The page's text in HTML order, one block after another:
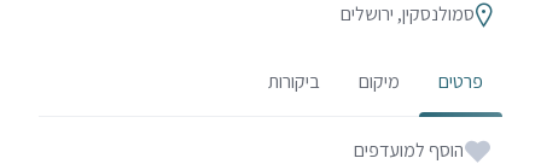
סמולנסקין, ירושלים
פרטים מיקום ביקורות
הוסף למועדפים